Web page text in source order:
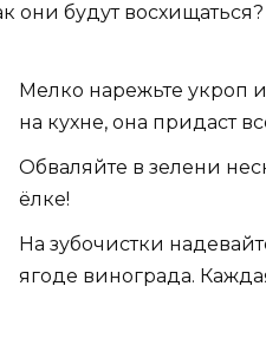
они будут восхищаться?
Мелко нарежьте укроп
на кухне, она придаст
Обваляйте в зелени
ёлке!
На зубочистки
ягоде винограда.